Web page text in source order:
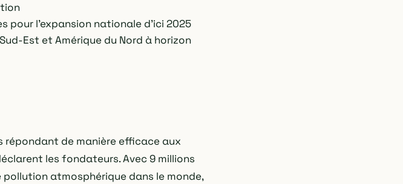
pour l'expansion nationale d'ici 2025
Est et Amérique du Nord à horizon
répondant de manière efficace aux
les fondateurs. Avec 9 millions
atmosphérique dans le monde,